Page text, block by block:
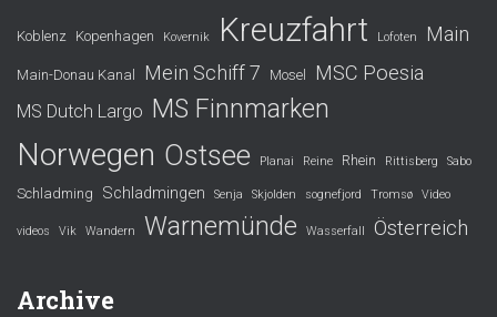
Koblenz Kopenhagen Kovernik Kreuzfahrt Lofoten Main
Main-Donau Kanal Mein Schiff 7 Mosel MSC Poesia
MS Dutch Largo MS Finnmarken
Norwegen Ostsee Planai Reine Rhein Rittisberg Sabo
Schladming Schladmingen Senja Skjolden sognefjord Tromsø Video
videos Vik Wandern Warnemünde Wasserfall Österreich
Archive